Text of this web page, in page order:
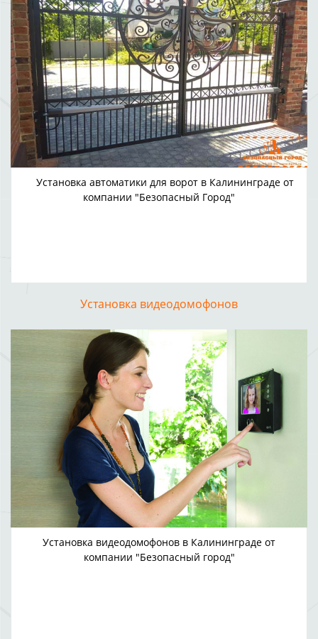
Установка автоматики для ворот в Калининграде от
компании "Безопасный Город"
Установка видеодомофонов
Установка видеодомофонов в Калининграде от
компании "Безопасный город"